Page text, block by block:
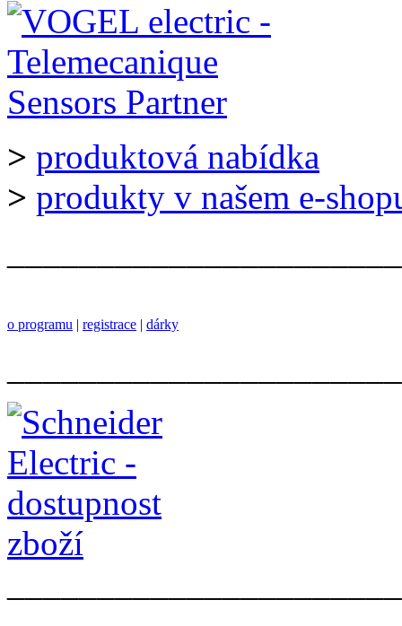
> produktová nabídka
> produkty v našem e-
o programu | registrace | dárky